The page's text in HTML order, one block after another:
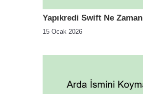
Yapıkredi Swift Ne
15 Ocak 2026